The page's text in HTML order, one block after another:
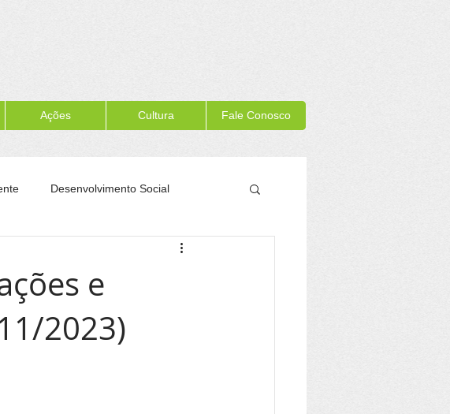
Ações Cultura Fale Conosco
Desenvolvimento Social
Memória Itacaré
e
2023)